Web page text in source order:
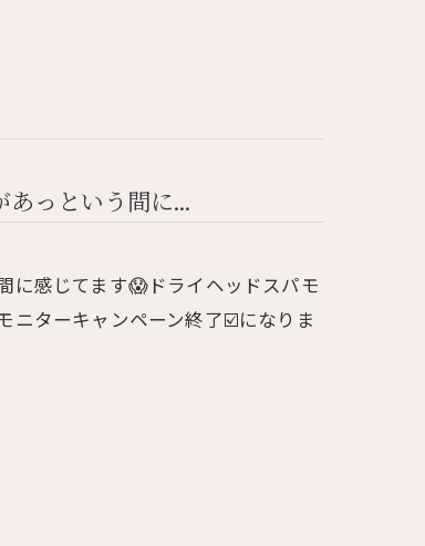
っという間に...
に感じてます😱ドライヘッドスパモ
ニターキャンペーン終了☑️になりま